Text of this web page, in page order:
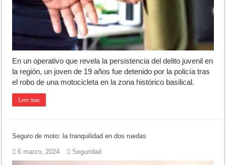
En un operativo que revela la persistencia del delito juvenil en
la región, un joven de 19 años fue detenido por la policía tras
el robo de una motocicleta en la zona histórico basilical.
Leer mas
Seguro de moto: la tranquilidad en dos ruedas
6 marzo, 2024 Seguridad